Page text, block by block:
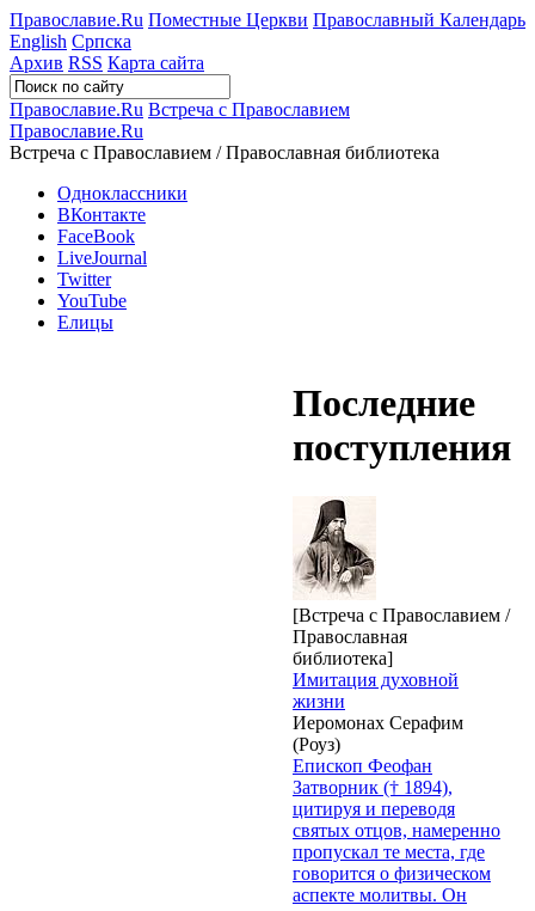
Православие.Ru Поместные Церкви Православный Календарь
English Српска
Архив RSS Карта сайта
Православие.Ru Встреча с Православием
Православие.Ru
Встреча с Православием / Православная библиотека
Одноклассники
ВКонтакте
FaceBook
LiveJournal
Twitter
YouTube
Елицы
Последние
поступления
[Встреча с Православием /
Православная
библиотека]
Имитация духовной
жизни
Иеромонах Серафим
(Роуз)
Епископ Феофан
Затворник († 1894),
цитируя и переводя
святых отцов, намеренно
пропускал те места, где
говорится о физическом
аспекте молитвы. Он